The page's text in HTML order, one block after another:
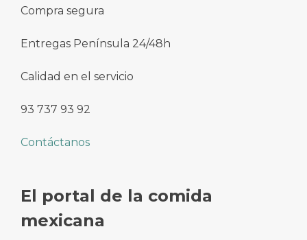
Compra segura
Entregas Península 24/48h
Calidad en el servicio
93 737 93 92
Contáctanos
El portal de la comida
mexicana